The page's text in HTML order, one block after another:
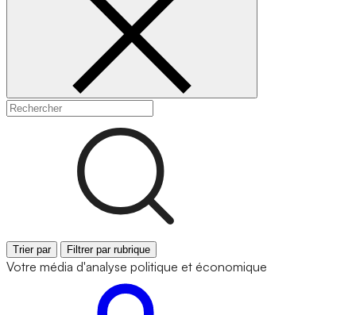
Trier par Filtrer par rubrique
Votre média d'analyse politique et économique